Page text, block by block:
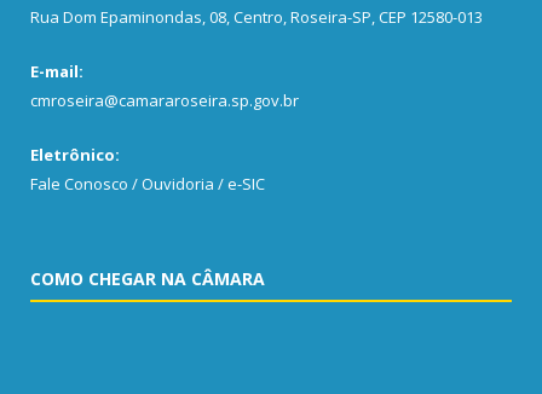
Rua Dom Epaminondas, 08, Centro, Roseira-SP, CEP 12580-013
E-mail:
cmroseira@camararoseira.sp.gov.br
Eletrônico:
Fale Conosco / Ouvidoria / e-SIC
COMO CHEGAR NA CÂMARA